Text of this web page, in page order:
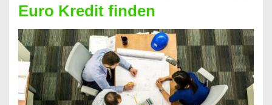
überhaupt?
Na
klar!
Euro Kredit finden